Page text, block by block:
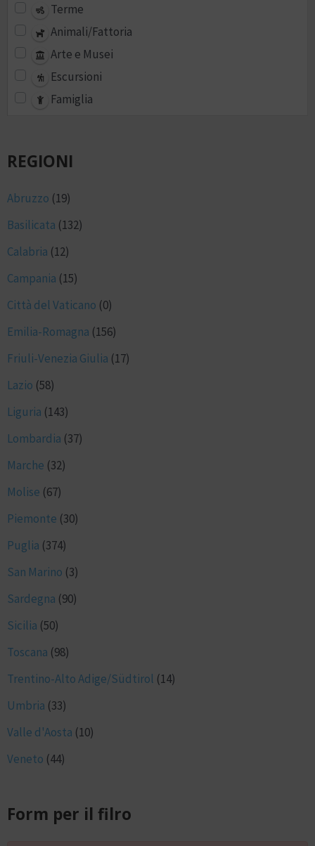
Terme
Animali/Fattoria
Arte e Musei
Escursioni
Famiglia
REGIONI
Abruzzo (19)
Basilicata (132)
Calabria (12)
Campania (15)
Città del Vaticano (0)
Emilia-Romagna (156)
Friuli-Venezia Giulia (17)
Lazio (58)
Liguria (143)
Lombardia (37)
Marche (32)
Molise (67)
Piemonte (30)
Puglia (374)
San Marino (3)
Sardegna (90)
Sicilia (50)
Toscana (98)
Trentino-Alto Adige/Südtirol (14)
Umbria (33)
Valle d'Aosta (10)
Veneto (44)
Form per il filro